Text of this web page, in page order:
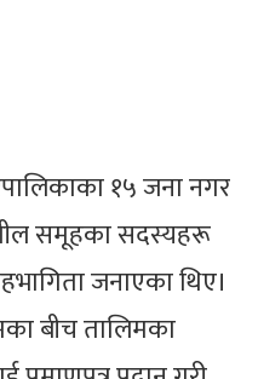
१५ जना नगर
समूहका सदस्यहरू
जनाएका थिए।
बीच तालिमका